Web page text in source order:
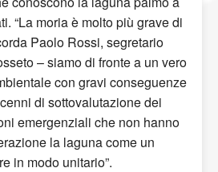
“La moria è molto più grave di
Paolo Rossi, segretario
– siamo di fronte a un vero
con gravi conseguenze
di sottovalutazione dei
emergenziali che non hanno
la laguna come un
in modo unitario”.